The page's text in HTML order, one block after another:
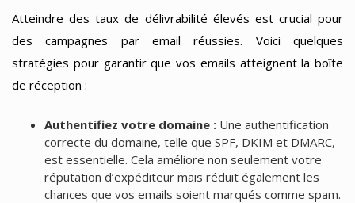
Atteindre des taux de délivrabilité élevés est crucial pour
des campagnes par email réussies. Voici quelques
stratégies pour garantir que vos emails atteignent la boîte
de réception :
Authentifiez votre domaine :Une authentification
correcte du domaine, telle que SPF, DKIM et DMARC,
est essentielle. Cela améliore non seulement votre
réputation d’expéditeur mais réduit également les
chances que vos emails soient marqués comme spam.